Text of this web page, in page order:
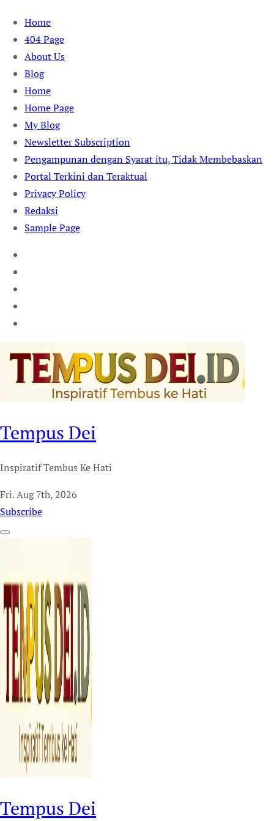
Skip
content
Home
404 Page
About Us
Blog
Home
Home Page
My Blog
Newsletter Subscription
Pengampunan dengan Syarat itu, Tidak Membebaskan
Portal Terkini dan Teraktual
Privacy Policy
Redaksi
Sample Page
Tempus Dei
Inspiratif Tembus Ke Hati
Fri. Aug 7th, 2026
Subscribe
Tempus Dei